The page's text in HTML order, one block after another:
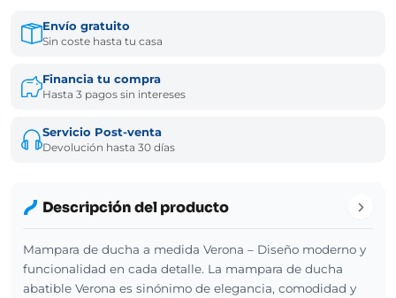
Envío gratuito
Sin coste hasta tu casa
Financia tu compra
Hasta 3 pagos sin intereses
Servicio Post-venta
Devolución hasta 30 días
Descripción del producto
Mampara de ducha a medida Verona – Diseño moderno y
funcionalidad en cada detalle. La mampara de ducha
abatible Verona es sinónimo de elegancia, comodidad y